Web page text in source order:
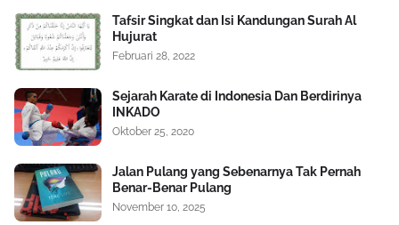
Tafsir Singkat dan Isi Kandungan Surah Al
Hujurat
Februari 28, 2022
Sejarah Karate di Indonesia Dan Berdirinya
INKADO
Oktober 25, 2020
Jalan Pulang yang Sebenarnya Tak Pernah
Benar-Benar Pulang
November 10, 2025